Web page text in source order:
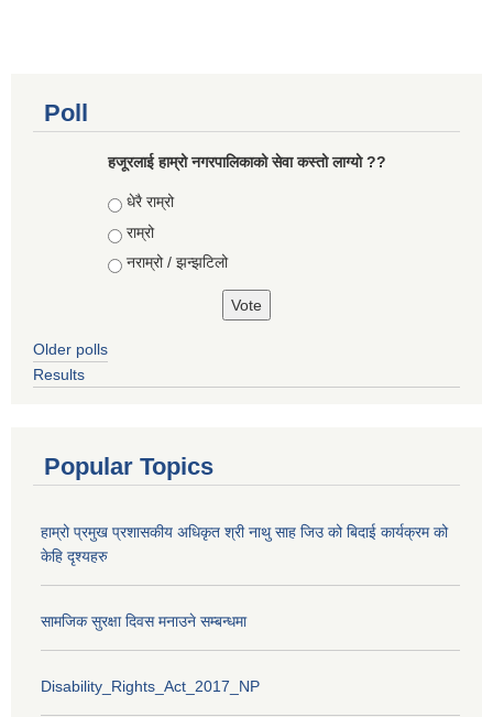
Poll
हजूरलाई हाम्रो नगरपालिकाको सेवा कस्तो लाग्यो ??
Choices
धेरै राम्रो
राम्रो
नराम्रो / झन्झटिलो
Older polls
Results
Popular Topics
हाम्रो प्रमुख प्रशासकीय अधिकृत श्री नाथु साह जिउ को बिदाई कार्यक्रम को
केहि दृश्यहरु
सामजिक सुरक्षा दिवस मनाउने सम्बन्धमा
Disability_Rights_Act_2017_NP